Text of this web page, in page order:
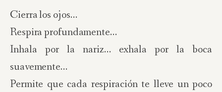
Cierra los ojos…
Respira profundamente…
Inhala por la nariz… exhala por la boca
suavemente…
Permite que cada respiración te lleve un poco